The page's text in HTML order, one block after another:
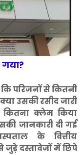
परिजनों से कितनी
उसकी रसीद जारी
क्लेम किया
जानकारी दी गई
के वित्तीय
जुड़े दस्तावेजों में छिपे